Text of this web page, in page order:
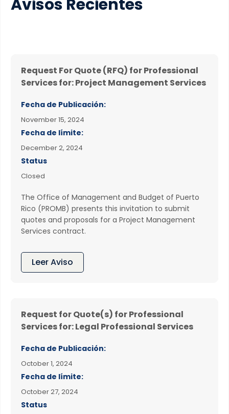
Avisos Recientes
Request For Quote (RFQ) for Professional
Services for: Project Management Services
Fecha de Publicación:
November 15, 2024
Fecha de límite:
December 2, 2024
Status
Closed
The Office of Management and Budget of Puerto
Rico (PROMB) presents this invitation to submit
quotes and proposals for a Project Management
Services contract.
Leer Aviso
Request for Quote(s) for Professional
Services for: Legal Professional Services
Fecha de Publicación:
October 1, 2024
Fecha de límite:
October 27, 2024
Status